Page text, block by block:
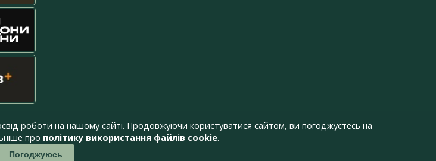
роботи на нашому сайті. Продовжуючи користуватися сайтом, ви погоджуєтесь на
про політику використання файлів cookie.
Погоджуюсь